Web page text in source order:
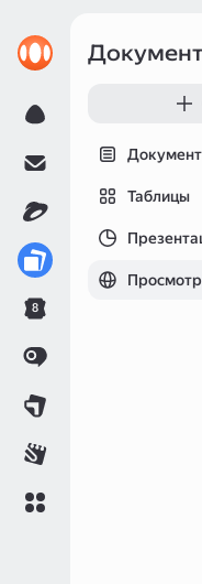
8
Таблицы
Просмотр